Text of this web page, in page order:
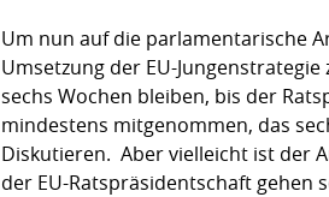
Um nun auf die parlamentarische
Umsetzung der EU-
sechs Wochen bleiben, bis der
mindestens mitgenommen, das
Diskutieren. Aber vielleicht ist der
der EU-Ratspräsidentschaft gehen